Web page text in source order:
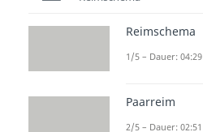
Reimschema
1/5 – Dauer: 04:29
Paarreim
2/5 – Dauer: 02:51